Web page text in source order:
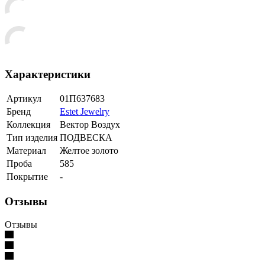
Характеристики
Артикул
01П637683
Бренд
Estet Jewelry
Коллекция
Вектор Воздух
Тип изделия ПОДВЕСКА
Материал
Желтое золото
Проба
585
Покрытие
-
Отзывы
Отзывы